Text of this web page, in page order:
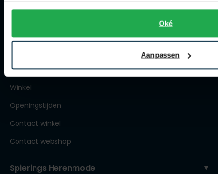
Oké
Aanpassen
Artikelonderhoud
Winkel
Winkel
Openingstijden
Contact winkel
Contact webshop
Spierings Herenmode